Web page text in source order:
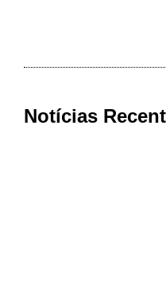
Notícias